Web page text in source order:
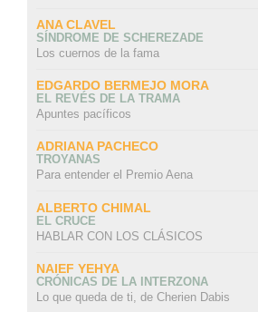
ANA CLAVEL
SÍNDROME DE SCHEREZADE
Los cuernos de la fama
EDGARDO BERMEJO MORA
EL REVÉS DE LA TRAMA
Apuntes pacíficos
ADRIANA PACHECO
TROYANAS
Para entender el Premio Aena
ALBERTO CHIMAL
EL CRUCE
HABLAR CON LOS CLÁSICOS
NAIEF YEHYA
CRÓNICAS DE LA INTERZONA
Lo que queda de ti, de Cherien Dabis